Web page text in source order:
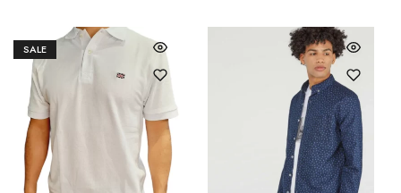
SALE